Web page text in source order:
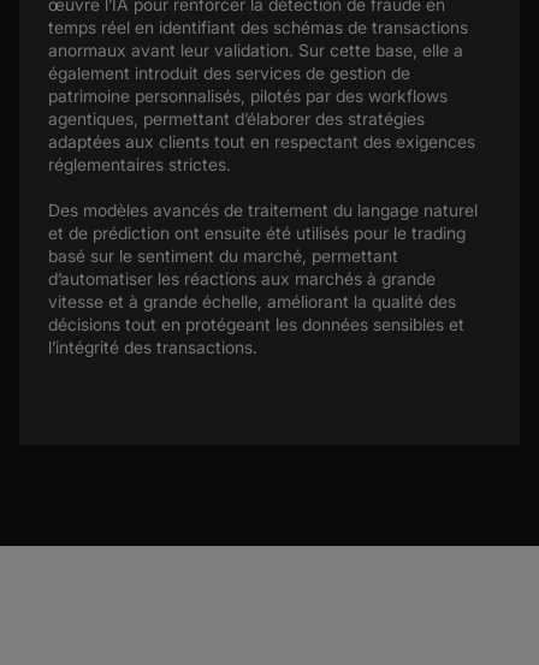
œuvre l’IA pour renforcer la détection de fraude en
temps réel en identifiant des schémas de transactions
anormaux avant leur validation. Sur cette base, elle a
également introduit des services de gestion de
patrimoine personnalisés, pilotés par des workflows
agentiques, permettant d’élaborer des stratégies
adaptées aux clients tout en respectant des exigences
réglementaires strictes.
Des modèles avancés de traitement du langage naturel
et de prédiction ont ensuite été utilisés pour le trading
basé sur le sentiment du marché, permettant
d’automatiser les réactions aux marchés à grande
vitesse et à grande échelle, améliorant la qualité des
décisions tout en protégeant les données sensibles et
l’intégrité des transactions.